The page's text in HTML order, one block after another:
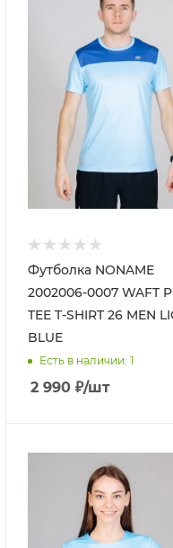
Футболка NONAME
2002006-0007 WAFT
TEE T-SHIRT 26 MEN
BLUE
Есть в наличии: 1
2 990 ₽/шт